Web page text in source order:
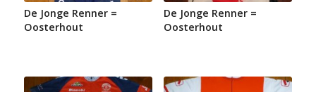
De Jonge Renner =
Oosterhout
De Jonge Renner =
Oosterhout